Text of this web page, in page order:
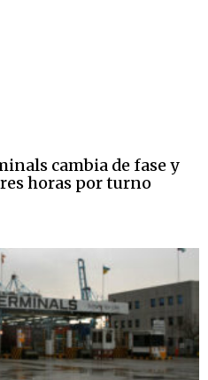
cambia de fase y
horas por turno